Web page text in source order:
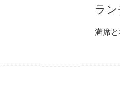
ラン
満席と